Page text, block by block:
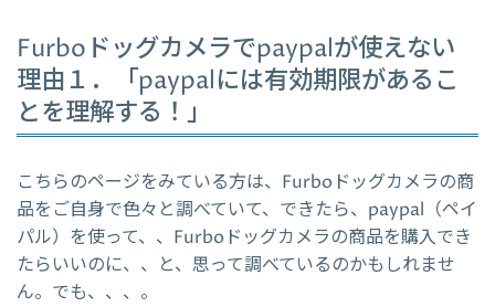
Furboドッグカメラでpaypalが使えない
理由１．「paypalには有効期限があるこ
とを理解する！」
こちらのページをみている方は、Furboドッグカメラの商
品をご自身で色々と調べていて、できたら、paypal（ペイ
パル）を使って、、Furboドッグカメラの商品を購入でき
たらいいのに、、と、思って調べているのかもしれませ
ん。でも、、、。